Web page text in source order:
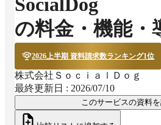
の料金・機能・
2026上半期 資料請求数ランキング1位
株式会社ＳｏｃｉａｌＤｏｇ
最終更新日 : 2026/07/10
このサービスの資料